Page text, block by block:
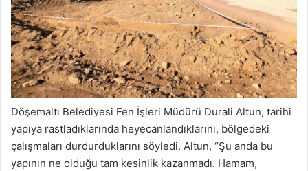
Döşemaltı Belediyesi Fen İşleri Müdürü Durali Altun, tarihi
yapıya rastladıklarında heyecanlandıklarını, bölgedeki
çalışmaları durdurduklarını söyledi. Altun, “Şu anda bu
yapının ne olduğu tam kesinlik kazanmadı. Hamam,